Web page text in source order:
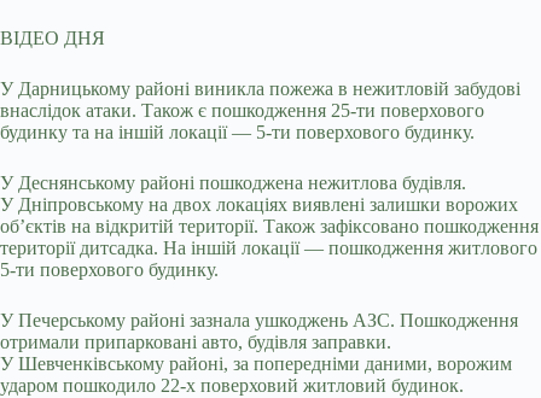
ВІДЕО ДНЯ
У Дарницькому районі виникла пожежа в нежитловій забудові
внаслідок атаки. Також є пошкодження 25-ти поверхового
будинку та на іншій локації — 5-ти поверхового будинку.
У Деснянському районі пошкоджена нежитлова будівля.
У Дніпровському на двох локаціях виявлені залишки ворожих
обʼєктів на відкритій території. Також зафіксовано пошкодження
території дитсадка. На іншій локації — пошкодження житлового
5-ти поверхового будинку.
У Печерському районі зазнала ушкоджень АЗС. Пошкодження
отримали припарковані авто, будівля заправки.
У Шевченківському районі, за попередніми даними, ворожим
ударом пошкодило 22-х поверховий житловий будинок.